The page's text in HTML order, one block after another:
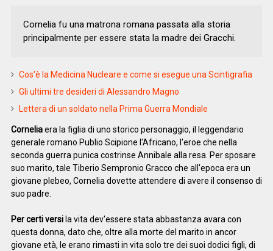
Cornelia fu una matrona romana passata alla storia
principalmente per essere stata la madre dei Gracchi.
Cos'è la Medicina Nucleare e come si esegue una Scintigrafia
Gli ultimi tre desideri di Alessandro Magno
Lettera di un soldato nella Prima Guerra Mondiale
Corneliaera la figlia di uno storico personaggio, il leggendario
generale romano Publio Scipione l'Africano, l'eroe che nella
seconda guerra punica costrinse Annibale alla resa. Per sposare
suo marito, tale Tiberio Sempronio Gracco che all'epoca era un
giovane plebeo, Cornelia dovette attendere di avere il consenso di
suo padre.
Per certi versila vita dev'essere stata abbastanza avara con
questa donna, dato che, oltre alla morte del marito in ancor
giovane età, le erano rimasti in vita solo tre dei suoi dodici figli, di